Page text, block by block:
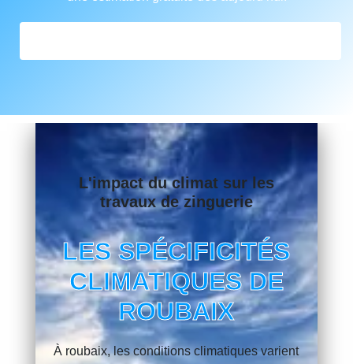
L'impact du climat sur les
travaux de zinguerie
LES SPÉCIFICITÉS
CLIMATIQUES DE
ROUBAIX
À roubaix, les conditions climatiques varient